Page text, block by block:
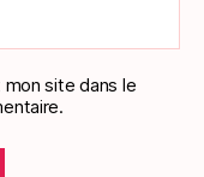
site dans le